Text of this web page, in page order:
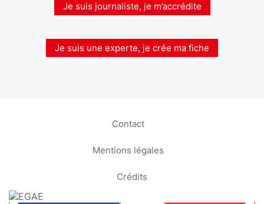
Je suis journaliste, je m’accrédite
Je suis une experte, je crée ma fiche
Contact
Mentions légales
Crédits